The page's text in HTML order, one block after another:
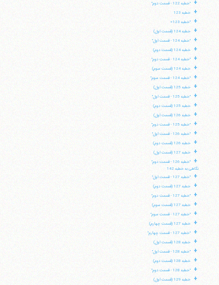
+ "خطبه 122 - قسمت دوم"
+ خطبه 123
+ "خطبه 123»
+ خطبه 124 (قسمت اول)
+ "خطبه 124 - قسمت اول"
+ خطبه 124 (قسمت دوم)
+ "خطبه 124 - قسمت دوم"
+ خطبه 124 (قسمت سوم)
+ "خطبه 124 - قسمت سوم"
+ خطبه 125 (قسمت اول)
+ "خطبه 125 - قسمت اول"
+ خطبه 125 (قسمت دوم)
+ خطبه 126 (قسمت اول)
+ "خطبه 125 - قسمت دوم"
+ "خطبه 126 - قسمت اول"
+ خطبه 126 (قسمت دوم)
+ خطبه 127 (قسمت اول)
+
"خطبه 126 - قسمت دوم"
نگاهی به خطبه 142
+ "خطبه 127 - قسمت اول"
+ خطبه 127 (قسمت دوم)
+ "خطبه 127 - قسمت دوم"
+ خطبه 127 (قسمت سوم)
+ "خطبه 127 - قسمت سوم"
+ خطبه 127 (قسمت چهارم)
+ "خطبه 127 - قسمت چهارم"
+ خطبه 128 (قسمت اول)
+ "خطبه 128 - قسمت اول"
+ خطبه 128 (قسمت دوم)
+ "خطبه 128 - قسمت دوم"
+ خطبه 129 (قسمت اول)